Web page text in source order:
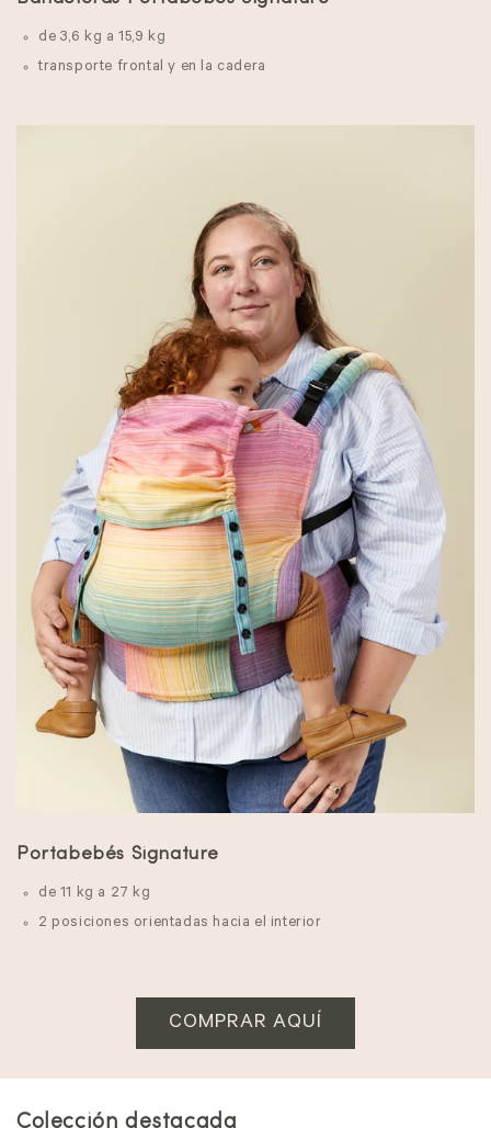
de 3,6 kg a 15,9 kg
transporte frontal y en la cadera
Portabebés Signature
de 11 kg a 27 kg
2 posiciones orientadas hacia el interior
COMPRAR AQUÍ
Colección destacada